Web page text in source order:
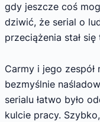
gdy jeszcze coś
dziwić, że serial o
przeciążenia stał
Carmy i jego
bezmyślnie
serialu łatwo było
kulcie pracy.